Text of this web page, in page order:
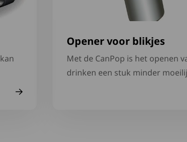
Opener voor blikjes
Met de CanPop is het openen
drinken een stuk minder